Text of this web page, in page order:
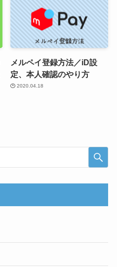
メルペイ登録方法／iD設
定、本人確認のやり方
2020.04.18